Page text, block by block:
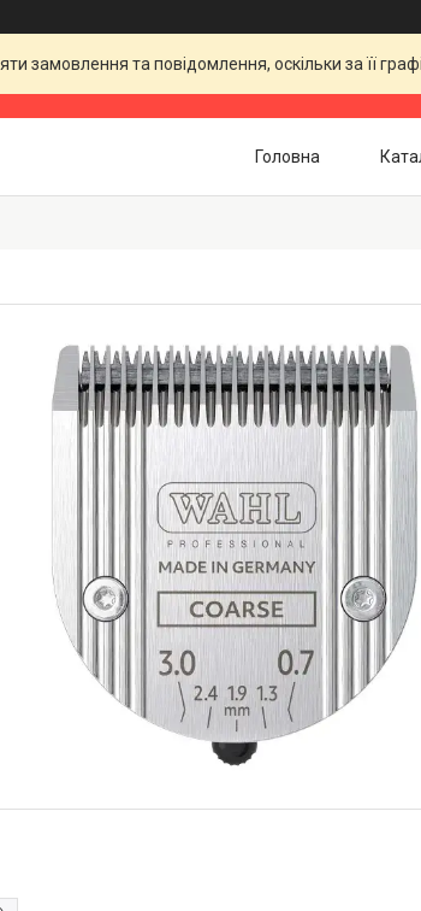
замовлення та повідомлення, оскільки за її
Головна